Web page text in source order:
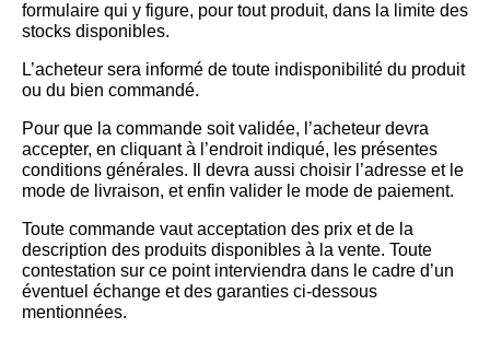
formulaire qui y figure, pour tout produit, dans la limite des
stocks disponibles.
L’acheteur sera informé de toute indisponibilité du produit
ou du bien commandé.
Pour que la commande soit validée, l’acheteur devra
accepter, en cliquant à l’endroit indiqué, les présentes
conditions générales. Il devra aussi choisir l’adresse et le
mode de livraison, et enfin valider le mode de paiement.
Toute commande vaut acceptation des prix et de la
description des produits disponibles à la vente. Toute
contestation sur ce point interviendra dans le cadre d’un
éventuel échange et des garanties ci-dessous
mentionnées.